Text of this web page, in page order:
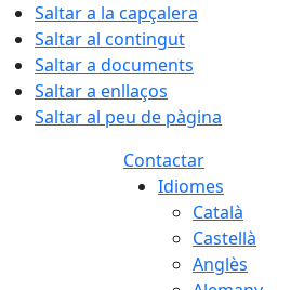
Saltar a la capçalera
Saltar al contingut
Saltar a documents
Saltar a enllaços
Saltar al peu de pàgina
Contactar
Idiomes
Català
Castellà
Anglès